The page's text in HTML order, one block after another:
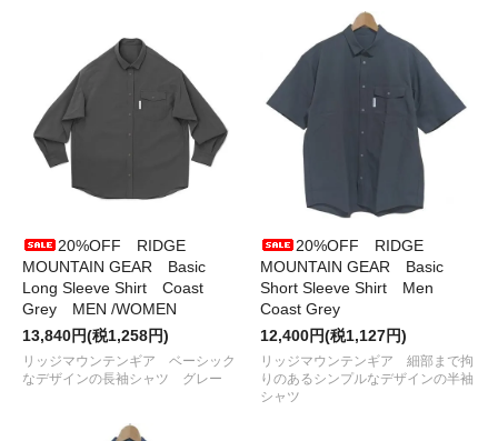
●2026/ 4/13 BURLAP OUTFITTER からMESH CAMP SHIRT
が入荷しました
●2026/ 4/13
BURLAP OUTFITTER
QD DENIM TRACK
SHORT
が入荷しました
●2026/ 3/27
LAND&B.C.から Hunt Vest、Hunt apronなどベス
ト、エプロン各種入荷しました
●2026/ 3/24
squikayd MEGURU別注
マーブル染めの七分袖
をUPいたしました
からSunshade
しました
●2026/ 3/ 7BURLAP OUTFITTERからQD DENIM TRACK
PTとQD DENIM B.B.SHIRT
が入荷しました
●2026/ 2/27RIDGE MOUNTAIN GEARからBasic Cap 2026
などが入荷しました
●2026/ 2/27
RIDGE MOUNTAIN GEAR からHooded Long
Sleeve Shirt 2026
が入荷しました
●2026/ 2/27RIDGE MOUNTAIN GEARから
Basic Long
●2026/ 2/20WALLA WALLA SPORT
20%OFF RIDGE
MOUNTAIN GEAR Basic
Long Sleeve Shirt Coast
Grey MEN /WOMEN
13,840円(税1,258円)
リッジマウンテンギア ベーシック
なデザインの長袖シャツ グレー
20%OFF RIDGE
MOUNTAIN GEAR Basic
Short Sleeve Shirt Men
Coast Grey
12,400円(税1,127円)
リッジマウンテンギア 細部まで拘
りのあるシンプルなデザインの半袖
シャツ